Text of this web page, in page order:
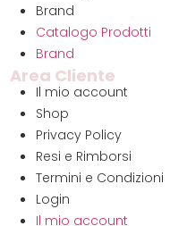
Brand
Catalogo Prodotti
Brand
Area Cliente
Il mio account
Shop
Privacy Policy
Resi e Rimborsi
Termini e Condizioni
Login
Il mio account